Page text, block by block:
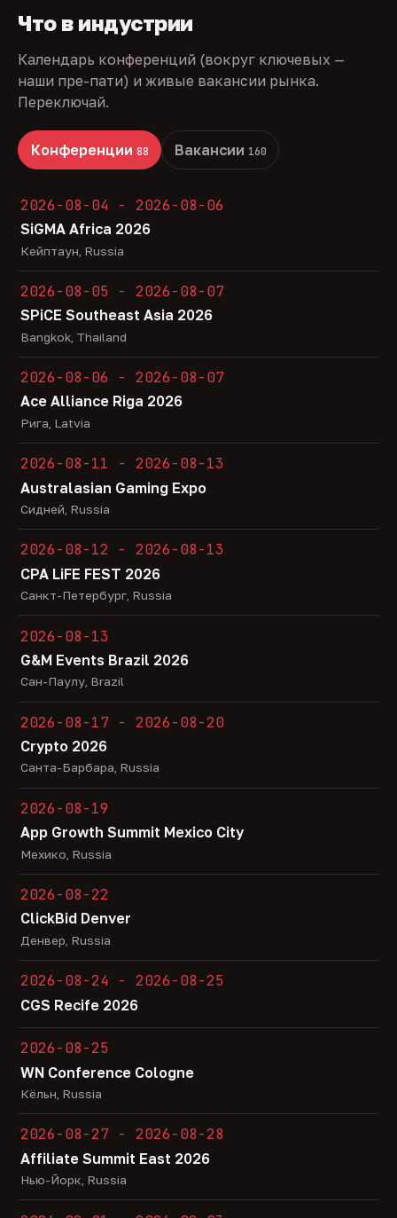
Что в индустрии
Календарь конференций (вокруг ключевых —
наши пре-пати) и живые вакансии рынка.
Переключай.
Конференции 88 Вакансии 160
2026-08-04 - 2026-08-06
SiGMA Africa 2026
Кейптаун, Russia
2026-08-05 - 2026-08-07
SPiCE Southeast Asia 2026
Bangkok, Thailand
2026-08-06 - 2026-08-07
Ace Alliance Riga 2026
Рига, Latvia
2026-08-11 - 2026-08-13
Australasian Gaming Expo
Сидней, Russia
2026-08-12 - 2026-08-13
CPA LiFE FEST 2026
Санкт-Петербург, Russia
2026-08-13
G&M Events Brazil 2026
Сан-Паулу, Brazil
2026-08-17 - 2026-08-20
Crypto 2026
Санта-Барбара, Russia
2026-08-19
App Growth Summit Mexico City
Мехико, Russia
2026-08-22
ClickBid Denver
Денвер, Russia
2026-08-24 - 2026-08-25
CGS Recife 2026
2026-08-25
WN Conference Cologne
Кёльн, Russia
2026-08-27 - 2026-08-28
Affiliate Summit East 2026
Нью-Йорк, Russia